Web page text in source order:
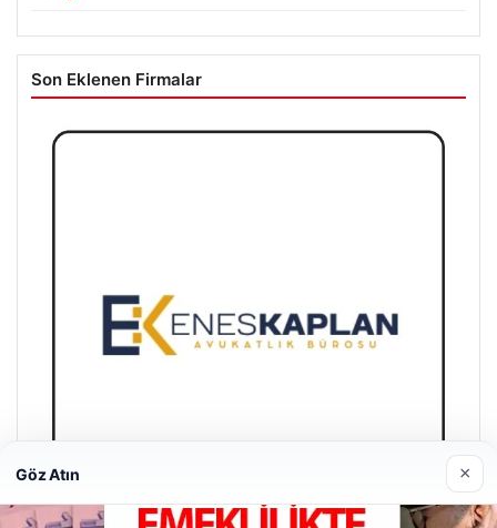
Son Eklenen Firmalar
Göz Atın ×